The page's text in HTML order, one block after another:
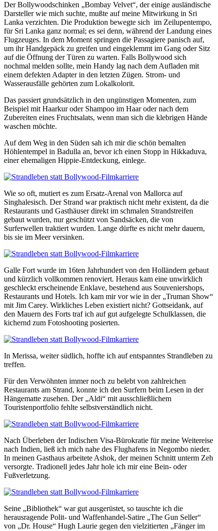
Der Bollywoodschinken „Bombay Velvet“, der einige ausländische
Darsteller wie mich suchte, mußte auf meine Mitwirkung in Sri
Lanka verzichten. Die Produktion bewegte sich im Zeilupentempo,
für Sri Lanka ganz normal; es sei denn, während der Landung eines
Flugzeuges. In dem Moment springen die Passagiere panisch auf,
um ihr Handgepäck zu greifen und eingeklemmt im Gang oder Sitz
auf die Öffnung der Türen zu warten. Falls Bollywood sich
nochmal melden sollte, mein Handy lag nach dem Aufladen mit
einem defekten Adapter in den letzten Zügen. Strom- und
Wasserausfälle gehörten zum Lokalkolorit.
Das passiert grundsätzlich in den ungünstigen Momenten, zum
Beispiel mit Haarkur oder Shampoo im Haar oder nach dem
Zubereiten eines Fruchtsalats, wenn man sich die klebrigen Hände
waschen möchte.
Auf dem Weg in den Süden sah ich mir die schön bemalten
Höhlentempel in Badulla an, bevor ich einen Stopp in Hikkaduva,
einer ehemaligen Hippie-Entdeckung, einlege.
Wie so oft, mutiert es zum Ersatz-Arenal von Mallorca auf
Singhalesisch. Der Strand war praktisch nicht mehr existent, da die
Restaurants und Gasthäuser direkt im schmalen Strandstreifen
gebaut wurden, nur geschützt von Sandsäcken, die von
Surferwellen traktiert wurden. Lange dürfte es nicht mehr dauern,
bis sie im Meer versinken.
Galle Fort wurde im 16ten Jahrhundert von den Holländern gebaut
und kürzlich vollkommen renoviert. Heraus kam eine unwirklich
geschleckt erscheinende Enklave, bestehend aus Souveniershops,
Restaurants und Hotels. Ich kam mir vor wie in der „Truman Show“
mit Jim Carey. Wirkliches Leben existiert nicht? Gottseidank, auf
den Mauern des Forts traf ich auf gut aufgelegte Schulklassen, die
kichernd zum Fotoshooting posierten.
In Merissa, weiter südlich, hoffte ich auf entspanntes Strandleben zu
treffen.
Für den Verwöhnten immer noch zu belebt von zahlreichen
Restaurants am Strand, konnte ich den Surfern beim Lesen in der
Hängematte zusehen. Der „Aldi“ mit ausschließlichem
Touristenportfolio fehlte selbstverständlich nicht.
Nach Überleben der Indischen Visa-Bürokratie für meine Weitereise
nach Indien, ließ ich mich nahe des Flughafens in Negombo nieder.
In meinen Gasthaus arbeitete Ashok, der meinen Schnitt unterm Zeh
versorgte. Tradionell jedes Jahr hole ich mir eine Bein- oder
Fußverletzung.
Seine „Bibliothek“ war gut ausgerüstet, so tauschte ich die
herausragende Polit- und Waffenhandel-Satire „The Gun Seller“
von „Dr. House“ Hugh Laurie gegen den vielzitierten „Fänger im